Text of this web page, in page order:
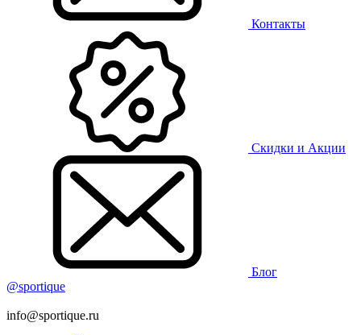
Контакты
Скидки и Акции
Блог
@sportique
info@sportique.ru